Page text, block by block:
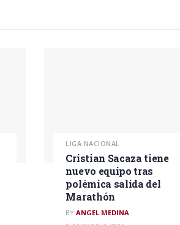
LIGA NACIONAL
Cristian Sacaza tiene
nuevo equipo tras
polémica salida del
Marathón
BY ANGEL MEDINA